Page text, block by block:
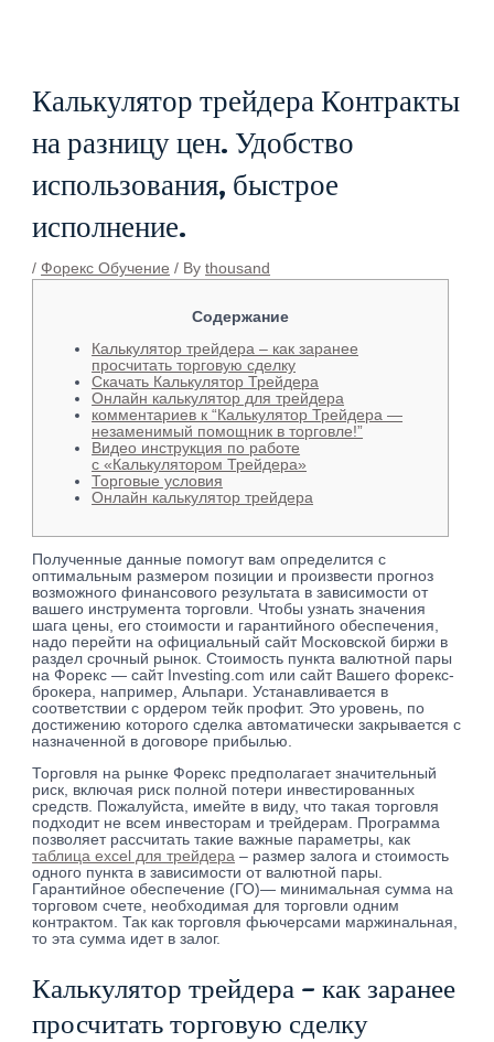
Калькулятор трейдера Контракты
на разницу цен. Удобство
использования, быстрое
исполнение.
/ Форекс Обучение / Bythousand
Содержание
Калькулятор трейдера – как заранее
просчитать торговую сделку
Скачать Калькулятор Трейдера
Онлайн калькулятор для трейдера
комментариев к “Калькулятор Трейдера —
незаменимый помощник в торговле!”
Видео инструкция по работе
с «Калькулятором Трейдера»
Торговые условия
Онлайн калькулятор трейдера
Полученные данные помогут вам определится с
оптимальным размером позиции и произвести прогноз
возможного финансового результата в зависимости от
вашего инструмента торговли. Чтобы узнать значения
шага цены, его стоимости и гарантийного обеспечения,
надо перейти на официальный сайт Московской биржи в
раздел срочный рынок. Стоимость пункта валютной пары
на Форекс — сайт Investing.com или сайт Вашего форекс-
брокера, например, Альпари. Устанавливается в
соответствии с ордером тейк профит. Это уровень, по
достижению которого сделка автоматически закрывается с
назначенной в договоре прибылью.
Торговля на рынке Форекс предполагает значительный
риск, включая риск полной потери инвестированных
средств. Пожалуйста, имейте в виду, что такая торговля
подходит не всем инвесторам и трейдерам. Программа
позволяет рассчитать такие важные параметры, как
таблица excel для трейдера – размер залога и стоимость
одного пункта в зависимости от валютной пары.
Гарантийное обеспечение (ГО)— минимальная сумма на
торговом счете, необходимая для торговли одним
контрактом. Так как торговля фьючерсами маржинальная,
то эта сумма идет в залог.
Калькулятор трейдера – как заранее
просчитать торговую сделку